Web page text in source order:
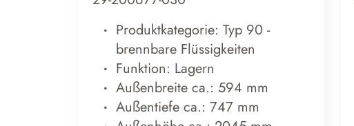
Produktkategorie: Typ 90 -
brennbare Flüssigkeiten
Funktion: Lagern
Außenbreite ca.: 594 mm
Außentiefe ca.: 747 mm